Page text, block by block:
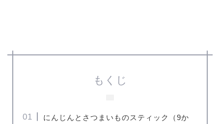
もくじ
にんじんとさつまいものスティック（9か